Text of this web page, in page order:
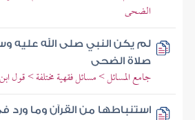
الضحى
لم يكن النبي صلى الله عليه
صلاة الضحى
جامع المسائل > مسائل فقهية مختلفة > قول
استنباطها من القرآن وما ورد